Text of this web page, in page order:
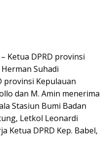
– Ketua DPRD provinsi
Suhadi
provinsi Kepulauan
dan M. Amin menerima
Stasiun Bumi Badan
Letkol Leonardi
Ketua DPRD Kep. Babel,